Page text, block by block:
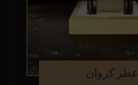
عطر كروان